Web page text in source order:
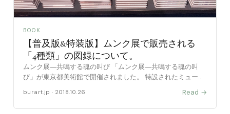
BOOK
【普及版&特装版】ムンク展で販売される
「4種類」の図録について。
ムンク展―共鳴する魂の叫び 「ムンク展―共鳴する魂の叫
び」が東京都美術館で開催されました。 特設されたミュージ
ん図録コーナーも設置されていました。 本ムンク展の図録は
[……
burart.jp · 2018.10.26 Read →